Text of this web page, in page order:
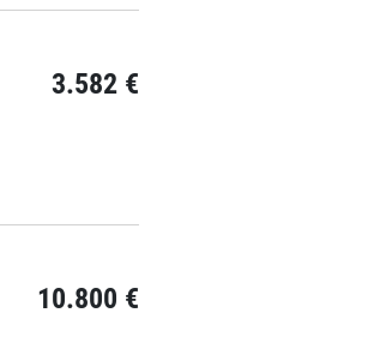
3.582 €
10.800 €